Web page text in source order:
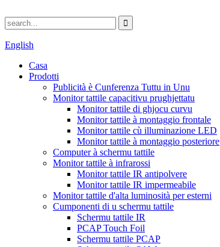
English
Casa
Prodotti
Publicità è Cunferenza Tuttu in Unu
Monitor tattile capacitivu prughjettatu
Monitor tattile di ghjocu curvu
Monitor tattile à montaggio frontale
Monitor tattile cù illuminazione LED
Monitor tattile à montaggio posteriore
Computer à schermu tattile
Monitor tattile à infrarossi
Monitor tattile IR antipolvere
Monitor tattile IR impermeabile
Monitor tattile d'alta luminosità per esterni
Cumponenti di u schermu tattile
Schermu tattile IR
PCAP Touch Foil
Schermu tattile PCAP